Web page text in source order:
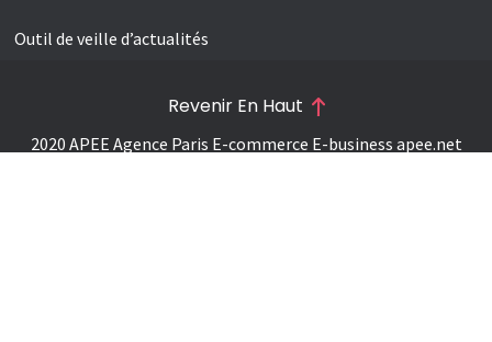
Outil de veille d’actualités
2020 APEE Agence Paris E-commerce E-business apee.net
Revenir En Haut